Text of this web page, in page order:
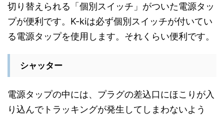
切り替えられる「個別スイッチ」がついた電源タッ
プが便利です。K-kiは必ず個別スイッチが付いてい
る電源タップを使用します。それくらい便利です。
シャッター
電源タップの中には、プラグの差込口にほこりが入
り込んでトラッキングが発生してしまわないよう